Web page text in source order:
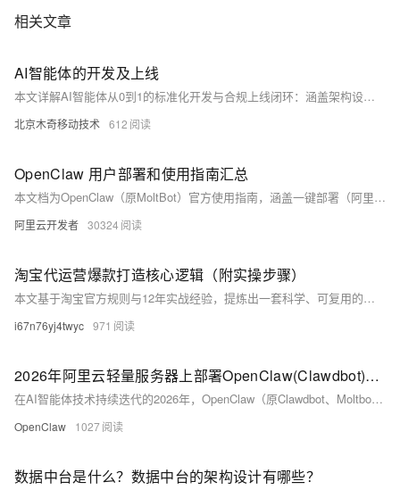
相关文章
AI智能体的开发及上线
本文详解AI智能体从0到1的标准化开发与合规上线闭环：涵盖架构设计（大脑/规划/记忆/工具/感知）、低代码/代码级开发路径、RAG知识增强、算法备案、内容安全与数据脱敏等2026最新监管要求，助力高效、合规落地。
北京木奇移动技术 612
OpenClaw 用户部署和使用指南汇总
本文档为OpenClaw（原MoltBot）官方使用指南，涵盖一键部署（阿里云轻量服务器年仅68元）、钉钉/飞书/企微等多平台AI员工搭建、典型场景实践及高频问题FAQ。同步更新产品化修复进展，助力用户高效落地7×24小时主动执行AI助手。
阿里云开发者 30324
淘宝代运营爆款打造核心逻辑（附实操步骤）
本文基于淘宝官方规则与12年实战经验，提炼出一套科学、可复用的爆款打造方法论。涵盖产品选型（30%）、内容优化（25%）、流量运营（25%）、口碑维护（20%）四大维度，含8步实操流程与真实案例验证，助力商家提升转化、延长爆款生命周期。（239字）
i67n76yj4twyc 971
2026年阿里云轻量服务器上部署OpenClaw(Clawdbot)及接入skills极简教程
在AI智能体技术持续迭代的2026年，OpenClaw（原Clawdbot、Moltbot）凭借“开源可控、轻量化部署、全场景技能扩展”的核心优势，成为个人办公与轻量团队提升效率的首选工具。它打破了传统AI“只会对话不会执行”的局限，通过标准化的Skills（技能）生态，让AI具备网页浏览、文件处理、邮件管理、代码开发等具象化操作能力，真正实现“自然语言指令驱动，全流程自动化执行”。
OpenClaw 1027
数据中台是什么？数据中台的架构设计有哪些？